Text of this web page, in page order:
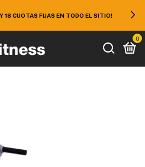
18 CUOTAS FIJAS EN TODO EL SITIO!
0